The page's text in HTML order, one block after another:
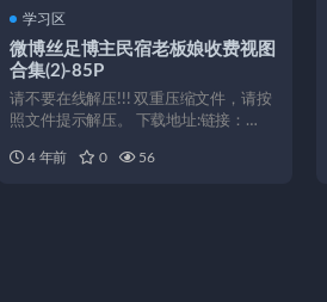
学习区
微博丝足博主民宿老板娘收费视图
合集(2)-85P
请不要在线解压!!! 双重压缩文件，请按
照文件提示解压。 下载地址:链接：
4 年前
0 56